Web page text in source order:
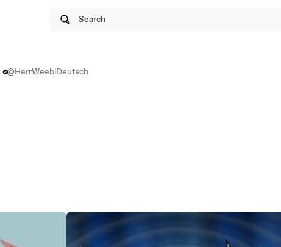
Search
@HerrWeeblDeutsch